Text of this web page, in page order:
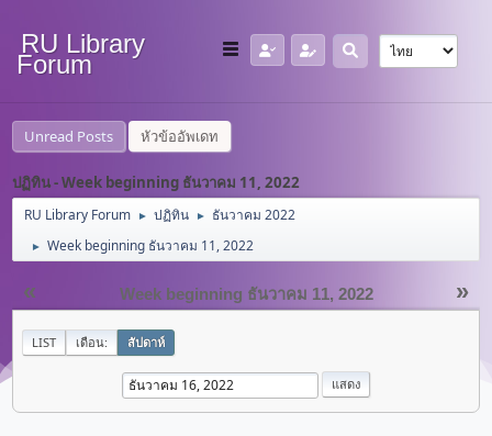
RU Library
Forum
Unread Posts หัวข้ออัพเดท
ปฏิทิน - Week beginning ธันวาคม 11, 2022
RU Library Forum ► ปฏิทิน ► ธันวาคม 2022
► Week beginning ธันวาคม 11, 2022
« »
Week beginning ธันวาคม 11, 2022
LIST เดือน: สัปดาห์